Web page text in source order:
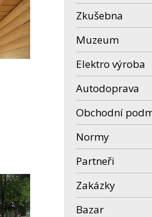
Zkušebna
Muzeum
Elektro výroba
Autodoprava
Obchodní
Normy
Partneři
Zakázky
Bazar